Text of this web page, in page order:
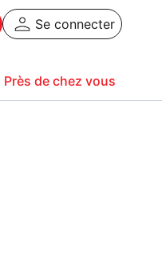
Se connecter
Près de chez vous